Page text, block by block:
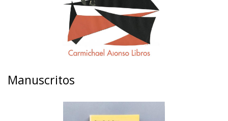
Manuscritos